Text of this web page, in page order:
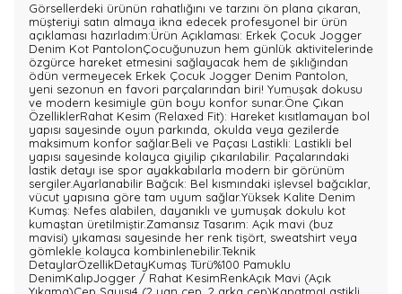
Görsellerdeki ürünün rahatlığını ve tarzını ön plana çıkaran,
müşteriyi satın almaya ikna edecek profesyonel bir ürün
açıklaması hazırladım:Ürün Açıklaması: Erkek Çocuk Jogger
Denim Kot PantolonÇocuğunuzun hem günlük aktivitelerinde
özgürce hareket etmesini sağlayacak hem de şıklığından
ödün vermeyecek Erkek Çocuk Jogger Denim Pantolon,
yeni sezonun en favori parçalarından biri! Yumuşak dokusu
ve modern kesimiyle gün boyu konfor sunar.Öne Çıkan
ÖzelliklerRahat Kesim (Relaxed Fit): Hareket kısıtlamayan bol
yapısı sayesinde oyun parkında, okulda veya gezilerde
maksimum konfor sağlar.Beli ve Paçası Lastikli: Lastikli bel
yapısı sayesinde kolayca giyilip çıkarılabilir. Paçalarındaki
lastik detayı ise spor ayakkabılarla modern bir görünüm
sergiler.Ayarlanabilir Bağcık: Bel kısmındaki işlevsel bağcıklar,
vücut yapısına göre tam uyum sağlar.Yüksek Kalite Denim
Kumaş: Nefes alabilen, dayanıklı ve yumuşak dokulu kot
kumaştan üretilmiştir.Zamansız Tasarım: Açık mavi (buz
mavisi) yıkaması sayesinde her renk tişört, sweatshirt veya
gömlekle kolayca kombinlenebilir.Teknik
DetaylarÖzellikDetayKumaş Türü%100 Pamuklu
DenimKalıpJogger / Rahat KesimRenkAçık Mavi (Açık